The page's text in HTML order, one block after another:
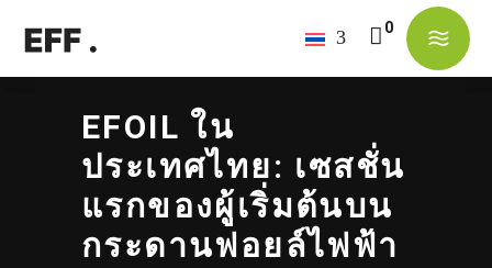
EFOIL ใน
ประเทศไทย: เซสชั่น
แรกของผู้เริ่มต้นบน
กระดานฟอยล์ไฟฟ้า